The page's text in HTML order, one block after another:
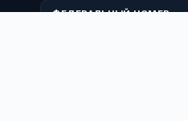
ФЕДЕРАЛЬНЫЙ НОМЕР